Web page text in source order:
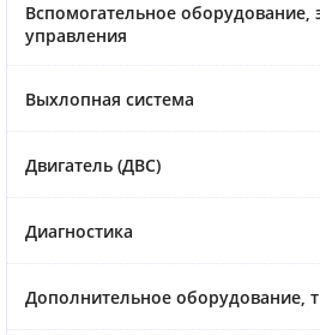
Вспомогательное оборудование,
управления
Выхлопная система
Двигатель (ДВС)
Диагностика
Дополнительное оборудование,